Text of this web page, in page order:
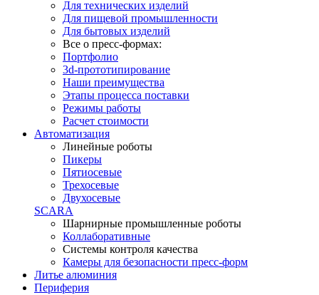
Для технических изделий
Для пищевой промышленности
Для бытовых изделий
Все о пресс-формах:
Портфолио
3d-прототипирование
Наши преимущества
Этапы процесса поставки
Режимы работы
Расчет стоимости
Автоматизация
Линейные роботы
Пикеры
Пятиосевые
Трехосевые
Двухосевые
SCARA
Шарнирные промышленные роботы
Коллаборативные
Системы контроля качества
Камеры для безопасности пресс-форм
Литье алюминия
Периферия